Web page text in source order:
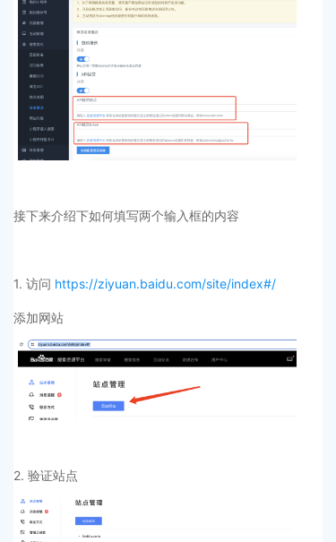
接下来介绍下如何填写两个输入框的内容
1. 访问 https://ziyuan.baidu.com/site/index#/
添加网站
2. 验证站点